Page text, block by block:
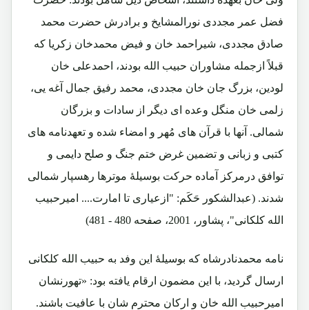
فضل عمر مجددی نورالمشایخ و برادرش حضرت محمد
صادق مجددی، شیراحمد خان و فیض محمدخان زکریا که
قبلاً ازجمله مشاوران حبیب الله بودند، احمدعلی خان
لودین، بزرگ جان خان مجددی، محمد رفیق جمال آغه یی،
زلمی خان منگل وعده ای دیگر از سادات و بزرگان
شمالی. آنها با قرآن های مُهر و امضاء شده و تعهدنامه های
کتبی و زبانی و تضمین غرض ختم جنگ و صلح دایمی و
توافق درمرکز آماده حرکت بوسیلۀ موترها رهسپار شمالی
شدند. (عبدالشکور حَکَم: "ازعیاری تا امارت.... امیرحبیب
الله کلکانی"، پشاور، 2001، صفحه 480 - 481)
نامه محمدنادرشاه که بوسیلۀ این وفد به حبیب الله کلکانی
ارسال گردید، با این مضمون ارقام یافته بود: «تهورنشان
امیرحبیب الله خان و ارکان محترم شان با عافیت باشند.